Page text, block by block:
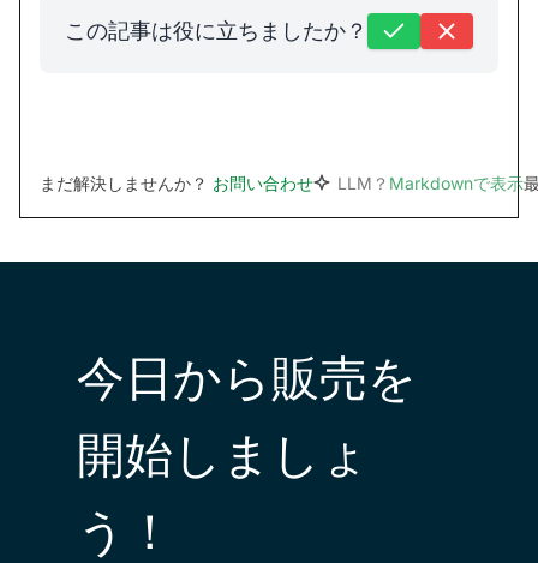
この記事は役に立ちましたか？
まだ解決しませんか？ お問い合わせ LLM？ Markdownで表示
今日から販売を
開始しましょ
う！